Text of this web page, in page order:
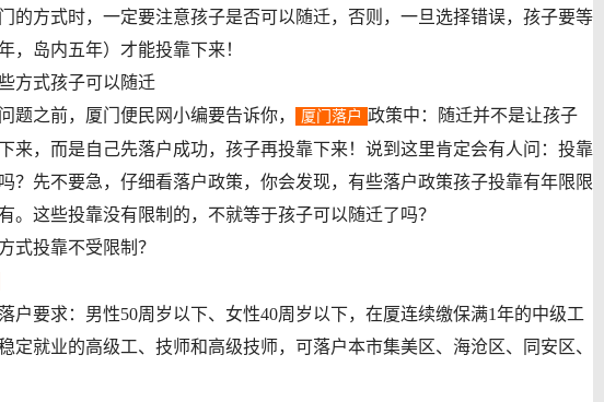
的方式时，一定要注意孩子是否可以随迁，否则，一旦选择错误，孩子要等
，岛内五年）才能投靠下来！
式孩子可以随迁
之前，厦门便民网小编要告诉你，
厦门落户 政策中：随迁并不是让孩子
来，而是自己先落户成功，孩子再投靠下来！说到这里肯定会有人问：投靠
？先不要急，仔细看落户政策，你会发现，有些落户政策孩子投靠有年限限
。这些投靠没有限制的，不就等于孩子可以随迁了吗？
投靠不受限制？
要求：男性50周岁以下、女性40周岁以下，在厦连续缴保满1年的中级工
定就业的高级工、技师和高级技师，可落户本市集美区、海沧区、同安区、